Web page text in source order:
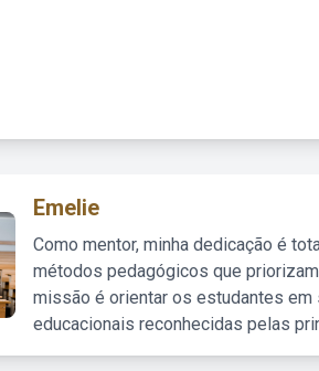
Emelie
Como mentor, minha dedicação é
métodos pedagógicos que
missão é orientar os estudantes em
educacionais reconhecidas pelas